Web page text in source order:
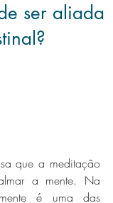
ser aliada
que a meditação
a mente. Na
é uma das